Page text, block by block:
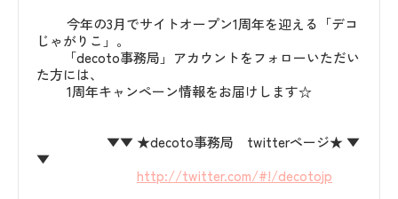
今年の3月でサイトオープン1周年を迎える「デコ
じゃがりこ」。
「decoto事務局」アカウントをフォローいただい
た方には、
1周年キャンペーン情報をお届けします☆
▼▼ ★decoto事務局 twitterページ★ ▼
▼
http://twitter.com/#!/decotojp